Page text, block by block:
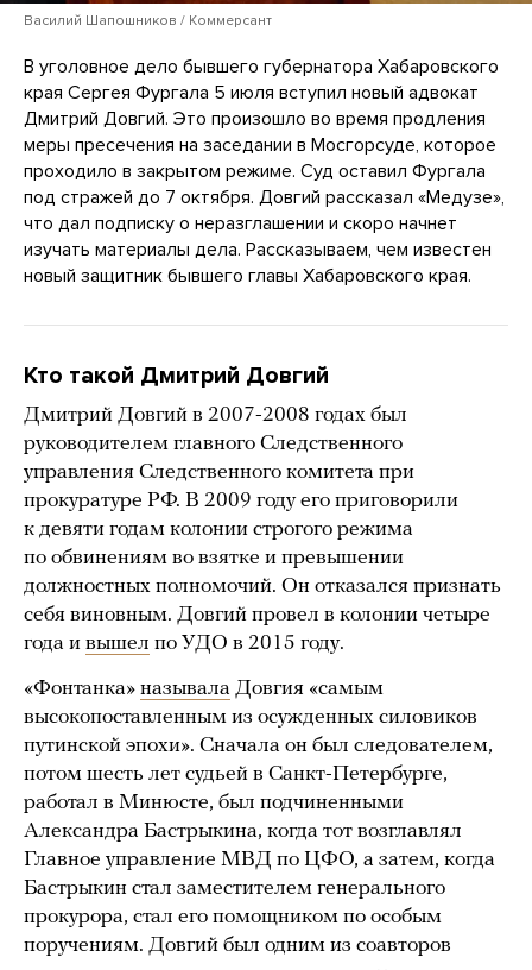
Василий Шапошников / Коммерсант
В уголовное дело бывшего губернатора Хабаровского
края Сергея Фургала 5 июля вступил новый адвокат
Дмитрий Довгий. Это произошло во время продления
меры пресечения на заседании в Мосгорсуде, которое
проходило в закрытом режиме. Суд оставил Фургала
под стражей до 7 октября. Довгий рассказал «Медузе»,
что дал подписку о неразглашении и скоро начнет
изучать материалы дела. Рассказываем, чем известен
новый защитник бывшего главы Хабаровского края.
Кто такой Дмитрий Довгий
Дмитрий Довгий в 2007-2008 годах был
руководителем главного Следственного
управления Следственного комитета при
прокуратуре РФ. В 2009 году его приговорили
к девяти годам колонии строгого режима
по обвинениям во взятке и превышении
должностных полномочий. Он отказался признать
себя виновным. Довгий провел в колонии четыре
года и вышел по УДО в 2015 году.
«Фонтанка» называла Довгия «самым
высокопоставленным из осужденных силовиков
путинской эпохи». Сначала он был следователем,
потом шесть лет судьей в Санкт-Петербурге,
работал в Минюсте, был подчиненными
Александра Бастрыкина, когда тот возглавлял
Главное управление МВД по ЦФО, а затем, когда
Бастрыкин стал заместителем генерального
прокурора, стал его помощником по особым
поручениям. Довгий был одним из соавторов